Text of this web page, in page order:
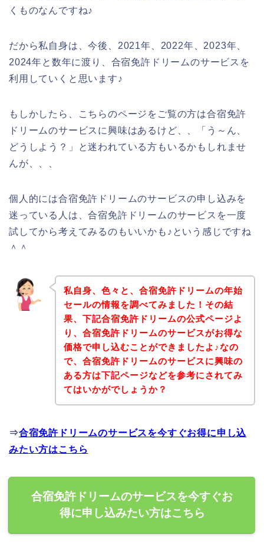
くものなんですね♪
だから私自身は、今後、2021年、2022年、2023年、
2024年と数年に渡り、合宿免許ドリームのサービスを
利用していくと思います♪
もしかしたら、こちらのページをご覧の方は合宿免許
ドリームのサービスに興味はあるけど、、「う～ん、
どうしよう？」と迷われている方もいるかもしれませ
んが、、、
個人的には合宿免許ドリームのサービスの申し込みを
迷っている人は、合宿免許ドリームのサービスを一度
試してから考えてみるのもいいかも♪という感じですね
＾＾
私自身、色々と、合宿免許ドリームの年始
セールの情報を調べてみました！その結
果、下記合宿免許ドリームの公式ページよ
り、合宿免許ドリームのサービスがお得な
価格で申し込むことができましたよ♪なの
で、合宿免許ドリームのサービスに興味の
ある方は下記ページなどを参考にされてみ
てはいかがでしょうか？
⇒合宿免許ドリームのサービスを今すぐお得に申し込
みたい方はこちら
合宿免許ドリームのサービスを今すぐお
得に申し込みたい方はこちら